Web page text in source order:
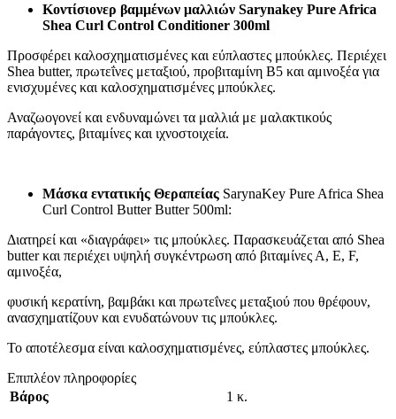
Κοντίσιονερ βαμμένων μαλλιών Sarynakey Pure Africa
Shea Curl Control Conditioner 300ml
Προσφέρει καλοσχηματισμένες και εύπλαστες μπούκλες. Περιέχει
Shea butter, πρωτεΐνες μεταξιού, προβιταμίνη Β5 και αμινοξέα για
ενισχυμένες και καλοσχηματισμένες μπούκλες.
Αναζωογονεί και ενδυναμώνει τα μαλλιά με μαλακτικούς
παράγοντες, βιταμίνες και ιχνοστοιχεία.
Μάσκα εντατικής Θεραπείας SarynaKey Pure Africa Shea
Curl Control Butter Butter 500ml:
Διατηρεί και «διαγράφει» τις μπούκλες. Παρασκευάζεται από Shea
butter και περιέχει υψηλή συγκέντρωση από βιταμίνες Α, Ε, F,
αμινoξέα,
φυσική κερατίνη, βαμβάκι και πρωτεΐνες μεταξιού που θρέφουν,
ανασχηματίζουν και ενυδατώνουν τις μπούκλες.
Το αποτέλεσμα είναι καλοσχηματισμένες, εύπλαστες μπούκλες.
Επιπλέον πληροφορίες
Βάρος
1 κ.